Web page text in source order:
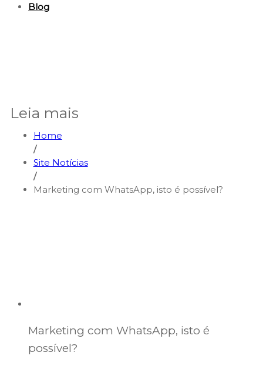
Blog
Leia mais
Home
/
Site Notícias
/
Marketing com WhatsApp, isto é possível?
Marketing com WhatsApp, isto é
possível?